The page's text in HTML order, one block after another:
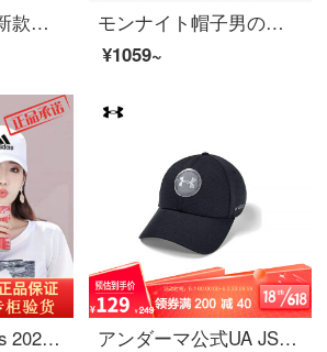
帽子女潮流2021新款字母网红鸭舌帽子ins春秋遮阳棒球帽韩版夏季男 4#米色 可调节
モンナイト帽子男の夏の新型韓国版野球帽男のファッションファッションネットの目に通気します。アヒルの舌帽の大きいサイズの屋外レジャースポーツ釣りの日よけ帽子の太陽帽子のカーキ色(標準N-2)普通サイズ(54-58 CM)
¥1059~
アディダスadidas 2020秋冬帽子男女韓国版ファッションスポーツアウトドア帽子刺繍アヒル舌帽子サンバイザー帽子890白
アンダーマ公式UA JS Iso Chill男子スポーツ帽Under Armou 1351443黒001 M/L